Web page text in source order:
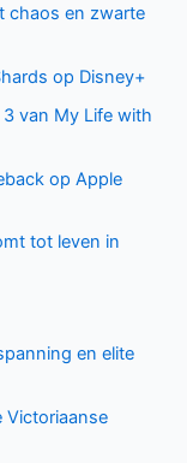
chaos en zwarte
op Disney+
van My Life with
op Apple
tot leven in
en elite
Victoriaanse